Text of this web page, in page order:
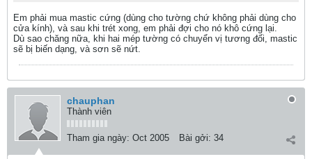
Em phải mua mastic cứng (dùng cho tường chứ không phải dùng cho
cửa kính), và sau khi trét xong, em phải đợi cho nó khô cứng lại.
Dù sao chăng nữa, khi hai mép tường có chuyển vị tương đối, mastic
sẽ bị biến dạng, và sơn sẽ nứt.
chauphan
Thành viên
Tham gia ngày: Oct 2005 Bài gởi: 34